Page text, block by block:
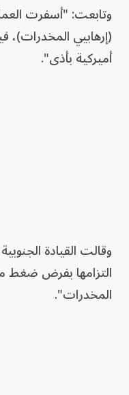
(إرهابيي
أميركية بأذى".
وقالت القيادة
التزامها بفرض ضغط
المخدرات".